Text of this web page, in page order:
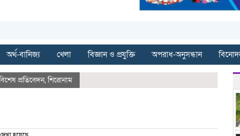
অর্থ-বানিজ্য খেলা বিজ্ঞান ও প্রযুক্তি অপরাধ-অনুসন্ধান
প্রতিবেদন,শিরোনাম